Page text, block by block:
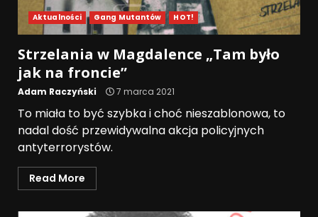
Aktualności Gang Mutantów HOT!
Strzelania w Magdalence „Tam było
jak na froncie”
Adam Raczyński 7 marca 2021
To miała to być szybka i choć nieszablonowa, to
nadal dość przewidywalna akcja policyjnych
antyterrorystów.
Read More